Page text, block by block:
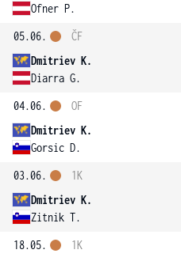
Ofner P.
05.06.
Dmitriev K.
Diarra G.
ČF
04.06.
Dmitriev K.
Gorsic D.
OF
03.06.
Dmitriev K.
Zitnik T.
1K
18.05.
1K